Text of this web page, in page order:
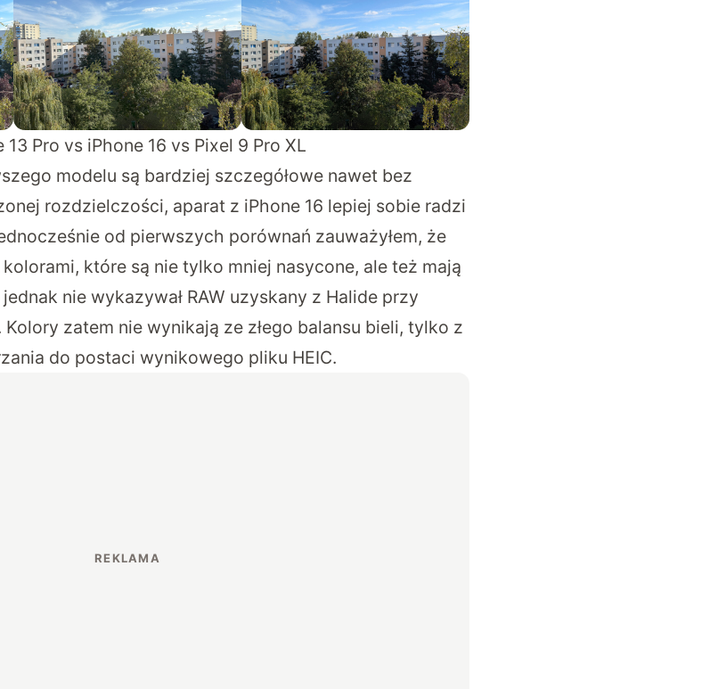
13 Pro vs iPhone 16 vs Pixel 9 Pro XL
modelu są bardziej szczegółowe nawet bez
rozdzielczości, aparat z iPhone 16 lepiej sobie radzi
od pierwszych porównań zauważyłem, że
które są nie tylko mniej nasycone, ale też mają
nie wykazywał RAW uzyskany z Halide przy
zatem nie wynikają ze złego balansu bieli, tylko z
do postaci wynikowego pliku HEIC.